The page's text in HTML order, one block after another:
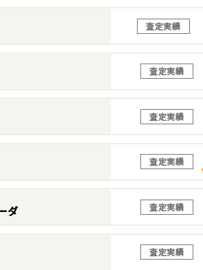
査定実績
査定実績
査定実績
査定実績
ダ 査定実績
査定実績